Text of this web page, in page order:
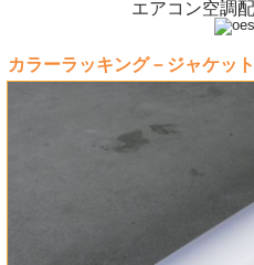
エアコン空調
カラーラッキング－ジャケッ